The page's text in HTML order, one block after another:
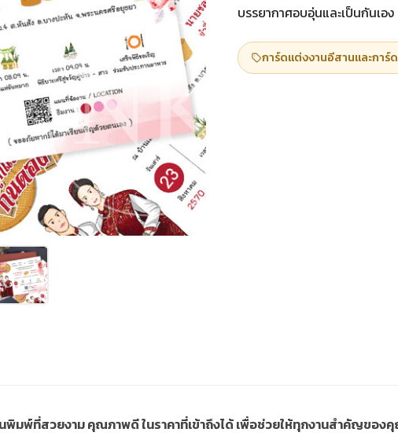
บรรยากาศอบอุ่นและเป็นกันเอง
การ์ดแต่งงานอีสานและการ์
นพิมพ์ที่สวยงาม คุณภาพดี ในราคาที่เข้าถึงได้ เพื่อช่วยให้ทุกงานสำคัญข